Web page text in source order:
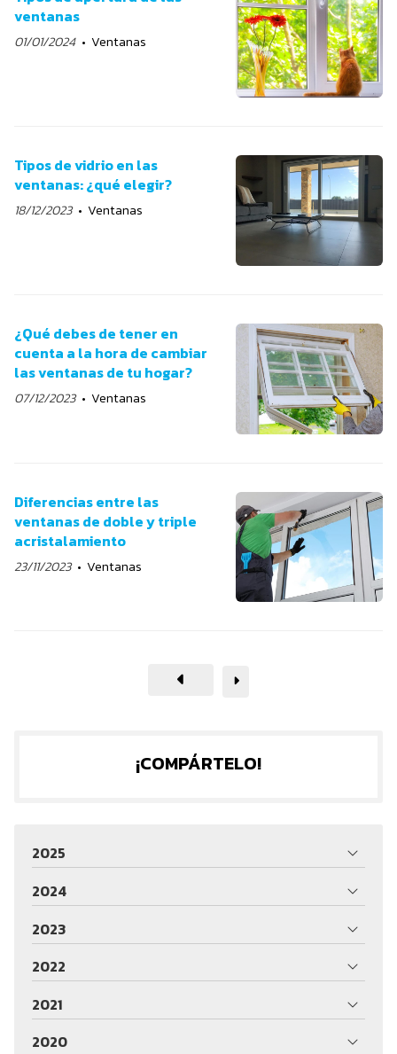
ventanas
01/01/2024 Ventanas
Tipos de vidrio en las
ventanas: ¿qué elegir?
18/12/2023 Ventanas
¿Qué debes de tener en
cuenta a la hora de cambiar
las ventanas de tu hogar?
07/12/2023 Ventanas
Diferencias entre las
ventanas de doble y triple
acristalamiento
23/11/2023 Ventanas
¡COMPÁRTELO!
2025
2024
2023
2022
2021
2020